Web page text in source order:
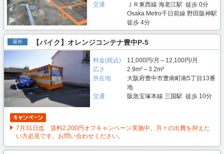
交通
ＪＲ東西線 海老江駅 徒歩 0分
Osaka Metro千日前線 野田阪神駅
徒歩 4分
屋外 【バイク】オレンジコンテナ豊中P-5
料金(税込)
11,000円/月～12,100円/月
広さ
2.9m²～3.2m²
所在地
大阪府豊中市豊南町南5丁目13番
地
交通
阪急宝塚本線 三国駅 徒歩 10分
7月31日迄 賃料2,200円オフキャンペーン実施中。月々の出費を抑えた
い方必見です。お問い合わせください。